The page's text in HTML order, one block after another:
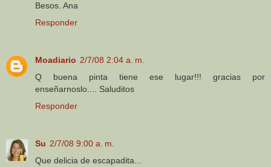
Besos. Ana
Responder
Moadiario 2/7/08 2:04 a. m.
Q buena pinta tiene ese lugar!!! gracias por
enseñarnoslo.... Saluditos
Responder
Su 2/7/08 9:00 a. m.
Que delicia de escapadita...